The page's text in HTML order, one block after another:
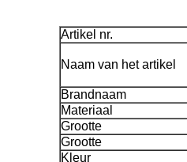
Artikel nr.
Naam van het artikel
Brandnaam
Materiaal
Grootte
Grootte
Kleur